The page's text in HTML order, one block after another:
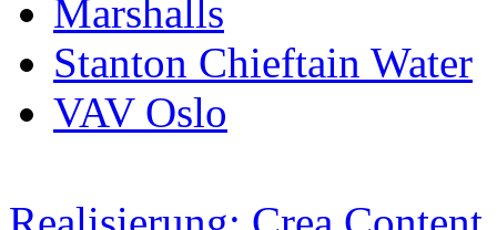
Marshalls
Stanton Chieftain Water
VAV Oslo